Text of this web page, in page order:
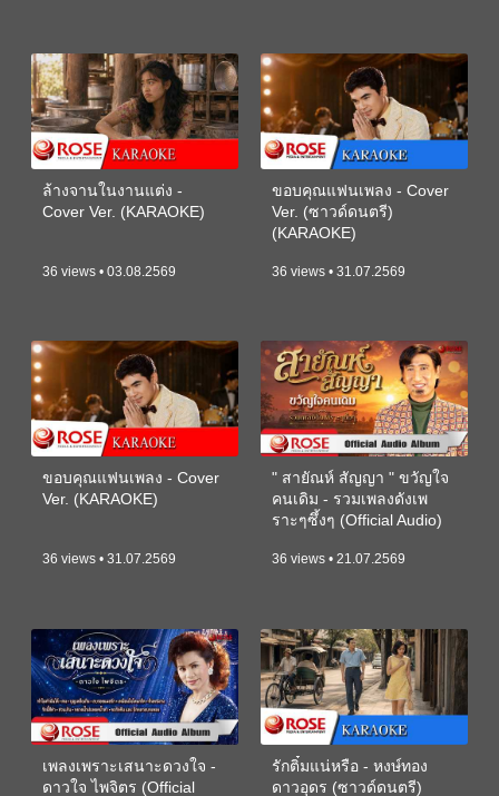
ล้างจานในงานแต่ง -
Cover Ver. (KARAOKE)
36 views • 03.08.2569
ขอบคุณแฟนเพลง - Cover
Ver. (ซาวด์ดนตรี)
(KARAOKE)
36 views • 31.07.2569
ขอบคุณแฟนเพลง - Cover
Ver. (KARAOKE)
36 views • 31.07.2569
" สายัณห์ สัญญา " ขวัญใจ
คนเดิม - รวมเพลงดังเพ
ราะๆซึ้งๆ (Official Audio)
36 views • 21.07.2569
เพลงเพราะเสนาะดวงใจ -
ดาวใจ ไพจิตร (Official
รักติ๋มแน่หรือ - หงษ์ทอง
ดาวอุดร (ซาวด์ดนตรี)